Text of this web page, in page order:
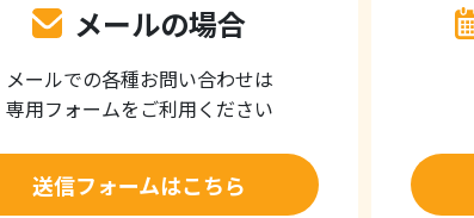
メールの場合
メールでの各種お問い合わせは
専用フォームをご利用ください
送信フォームはこちら